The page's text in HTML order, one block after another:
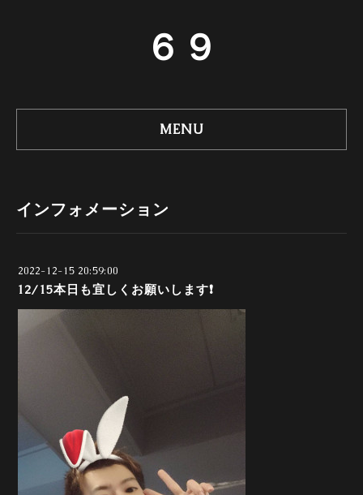
６９
MENU
インフォメーション
2022-12-15 20:59:00
12/15本日も宜しくお願いします❗